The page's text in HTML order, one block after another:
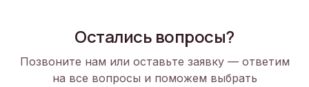
Остались вопросы?
Позвоните нам или оставьте заявку — ответим
на все вопросы и поможем выбрать